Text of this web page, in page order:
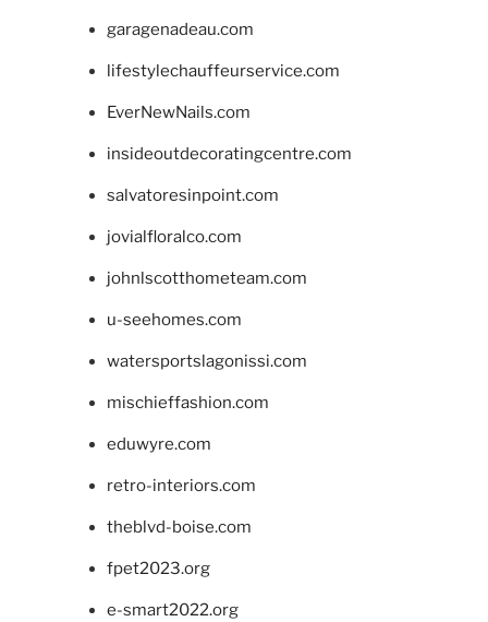
garagenadeau.com
lifestylechauffeurservice.com
EverNewNails.com
insideoutdecoratingcentre.com
salvatoresinpoint.com
jovialfloralco.com
johnlscotthometeam.com
u-seehomes.com
watersportslagonissi.com
mischieffashion.com
eduwyre.com
retro-interiors.com
theblvd-boise.com
fpet2023.org
e-smart2022.org